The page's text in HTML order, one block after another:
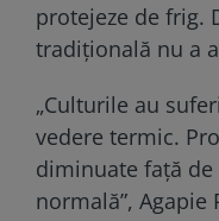
protejeze de frig.
tradițională nu a
„Culturile au
vedere termic.
diminuate față
normală”,